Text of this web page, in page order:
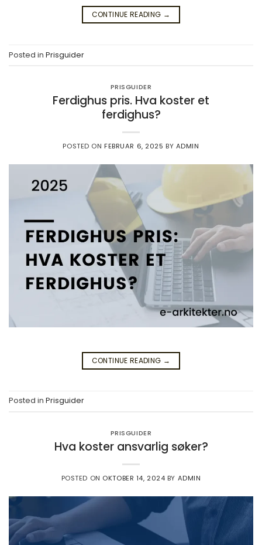
CONTINUE READING →
Posted in Prisguider
PRISGUIDER
Ferdighus pris. Hva koster et
ferdighus?
POSTED ONFEBRUAR 6, 2025 BY ADMIN
CONTINUE READING →
Posted in Prisguider
PRISGUIDER
Hva koster ansvarlig søker?
POSTED ON OKTOBER 14, 2024 BY ADMIN